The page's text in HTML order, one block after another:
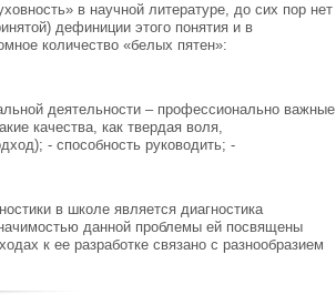
в научной литературе, до сих пор нет
дефиниции этого понятия и в
количество «белых пятен»:
деятельности – профессионально важные
качества, как твердая воля,
- способность руководить; -
в школе является диагностика
данной проблемы ей посвящены
к ее разработке связано с разнообразием